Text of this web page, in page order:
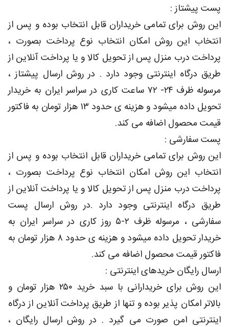
پست پیشتاز :
این روش برای تمامی خریداران قابل انتخاب بوده و پس از
انتخاب این روش امکان انتخاب نوع پرداخت بصورت ،
پرداخت درب منزل پس از تحویل کالا و یا پرداخت آنلاین از
طریق درگاه اینترنتی وجود دارد . در روش ارسال پیشتاز ،
مرسوله ظرف ۲۴- ۷۲ ساعت کاری در سراسر ایران به خریدار
تحویل داده میشود و هزینه ی حدود ۱۳ هزار تومان به فاکتور
قیمت محصول اضافه می کند.
پست سفارشی :
این روش برای تمامی خریداران قابل انتخاب بوده و پس از
انتخاب این روش امکان انتخاب نوع پرداخت بصورت ،
پرداخت درب منزل پس از تحویل کالا و یا پرداخت آنلاین از
طریق درگاه اینترنتی وجود دارد .در روش ارسال پست
سفارشی ، مرسوله ظرف ۲-۵ روز کاری در سراسر ایران به
خریدار تحویل داده میشود و هزینه ی حدود ۸ هزار تومان به
فاکتور قیمت محصول اضافه می کند.
ارسال رایگان خریدهای اینترنتی :
این روش برای خریدارانی با سبد خرید ۲۵۰ هزار تومان و
بالاتر امکان پذیر بوده و تنها از طریق پرداخت آنلاین از درگاه
اینترنتی امن صورت می گیرد . در روش ارسال رایگان ،